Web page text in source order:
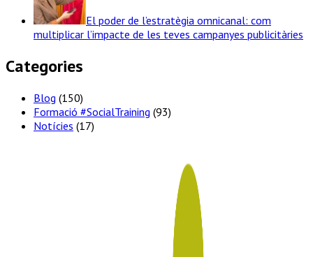
El poder de l’estratègia omnicanal: com
multiplicar l’impacte de les teves campanyes publicitàries
Categories
Blog (150)
Formació #SocialTraining (93)
Notícies (17)